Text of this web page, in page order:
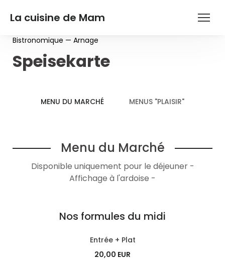
La cuisine de Mam
Bistronomique — Arnage
Speisekarte
MENU DU MARCHÉ MENUS "PLAISIR"
Menu du Marché
Disponible uniquement pour le déjeuner -
Affichage à l'ardoise -
Nos formules du midi
Entrée + Plat
20,00 EUR